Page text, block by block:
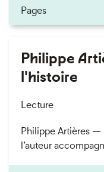
Pages
Philippe
l'histoire
Lecture
Philippe Artières —
l’auteur